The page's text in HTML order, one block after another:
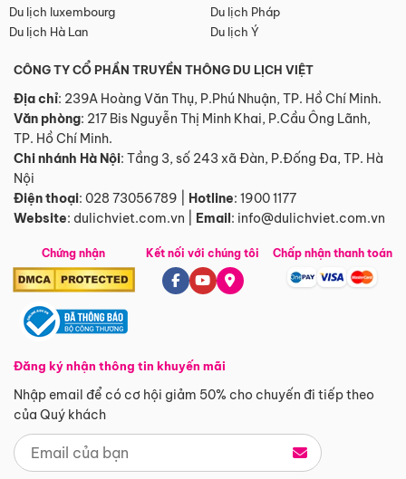
Du lịch luxembourg
Du lịch Pháp
Du lịch Hà Lan
Du lịch Ý
CÔNG TY CỔ PHẦN TRUYỀN THÔNG DU LỊCH VIỆT
Địa chỉ: 239A Hoàng Văn Thụ, P.Phú Nhuận, TP. Hồ Chí Minh.
Văn phòng: 217 Bis Nguyễn Thị Minh Khai, P.Cầu Ông Lãnh,
TP. Hồ Chí Minh.
Chi nhánh Hà Nội: Tầng 3, số 243 xã Đàn, P.Đống Đa, TP. Hà
Nội
Điện thoại: 028 73056789 Hotline: 1900 1177
Website: dulichviet.com.vn Email: info@dulichviet.com.vn
Chứng nhận
Đăng ký nhận thông tin khuyến mãi
Nhập email để có cơ hội giảm 50% cho chuyến đi tiếp theo
của Quý khách
Kết nối với chúng tôi Chấp nhận thanh toán